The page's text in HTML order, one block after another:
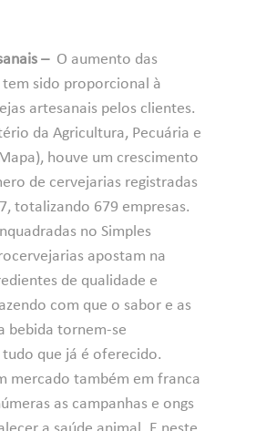
– O aumento das
sido proporcional à
artesanais pelos clientes.
da Agricultura, Pecuária e
houve um crescimento
de cervejarias registradas
totalizando 679 empresas.
no Simples
apostam na
de qualidade e
com que o sabor e as
bebida tornem-se
que já é oferecido.
mercado também em franca
as campanhas e ongs